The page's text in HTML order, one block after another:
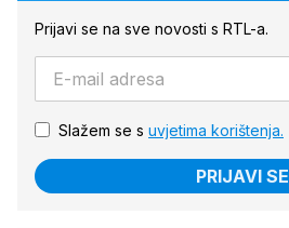
Prijavi se na sve novosti s RTL-a.
Slažem se s uvjetima korištenja.
PRIJAVI SE